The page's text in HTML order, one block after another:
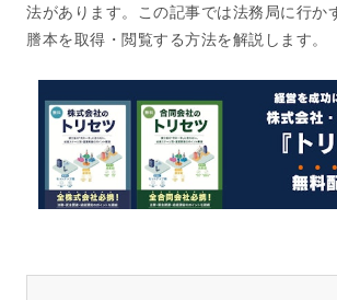
法があります。この記事では法務局に行か
謄本を取得・閲覧する方法を解説します。